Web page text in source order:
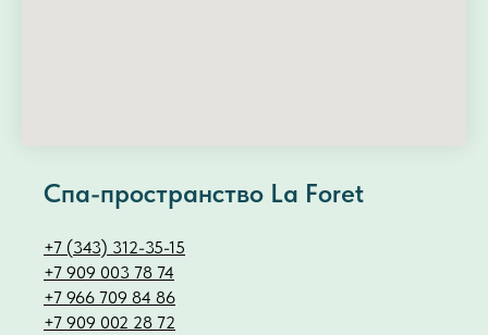
Спа-пространство La Foret
+7 (343) 312-35-15
+7 909 003 78 74
+7 966 709 84 86
+7 909 002 28 72